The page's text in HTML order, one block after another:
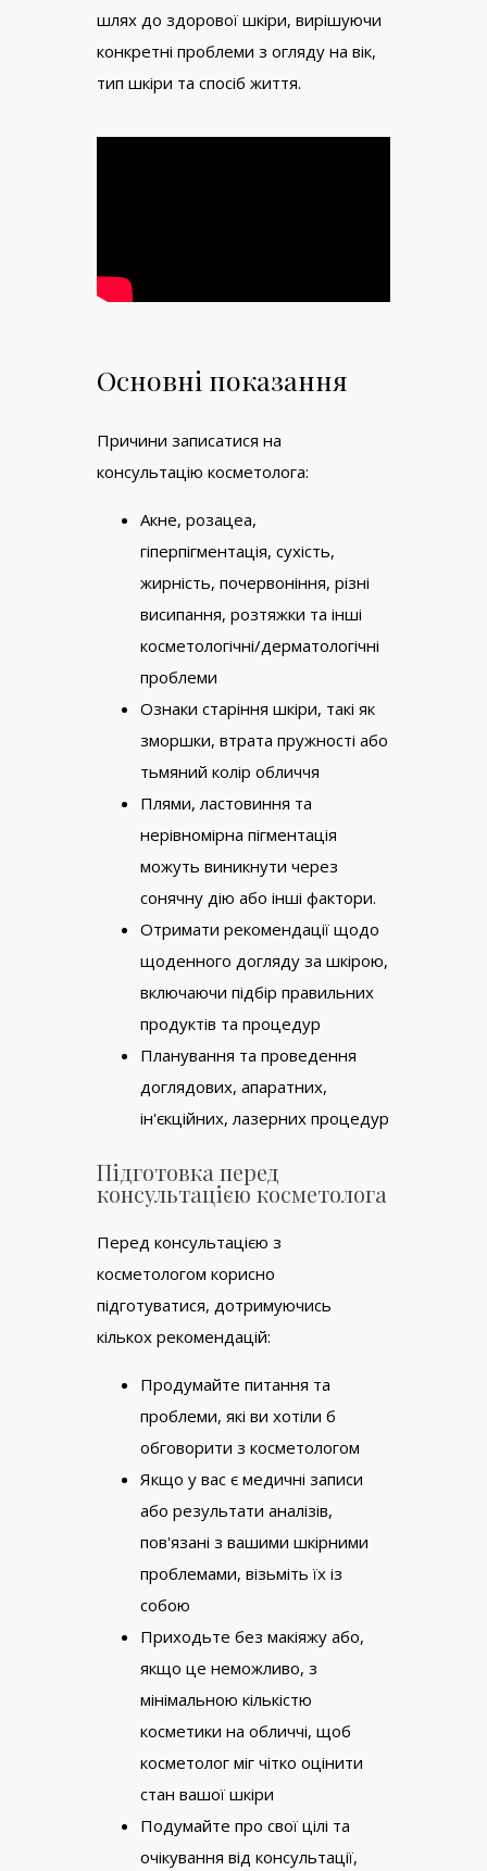
шлях до здорової шкіри, вирішуючи
конкретні проблеми з огляду на вік,
тип шкіри та спосіб життя.
Основні показання
Причини записатися на
консультацію косметолога:
Акне, розацеа,
гіперпігментація, сухість,
жирність, почервоніння, різні
висипання, розтяжки та інші
косметологічні/дерматологічні
проблеми
Ознаки старіння шкіри, такі як
зморшки, втрата пружності або
тьмяний колір обличчя
Плями, ластовиння та
нерівномірна пігментація
можуть виникнути через
сонячну дію або інші фактори.
Отримати рекомендації щодо
щоденного догляду за шкірою,
включаючи підбір правильних
продуктів та процедур
Планування та проведення
доглядових, апаратних,
ін'єкційних, лазерних процедур
Підготовка перед
консультацією косметолога
Перед консультацією з
косметологом корисно
підготуватися, дотримуючись
кількох рекомендацій:
Продумайте питання та
проблеми, які ви хотіли б
обговорити з косметологом
Якщо у вас є медичні записи
або результати аналізів,
пов'язані з вашими шкірними
проблемами, візьміть їх із
собою
Приходьте без макіяжу або,
якщо це неможливо, з
мінімальною кількістю
косметики на обличчі, щоб
косметолог міг чітко оцінити
стан вашої шкіри
Подумайте про свої цілі та
очікування від консультації,